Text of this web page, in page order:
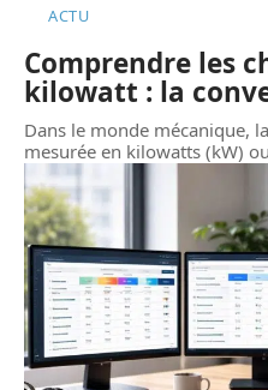
ACTU
Comprendre les
kilowatt : la
Dans le monde mécanique,
mesurée en kilowatts (kW)